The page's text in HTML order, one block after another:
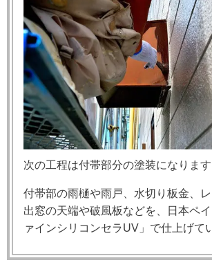
次の工程は付帯部分の塗装になります
付帯部の雨樋や雨戸、水切り板金、レ
出窓の天端や破風板などを、日本ペ
ァインシリコンセラUV」で仕上げて